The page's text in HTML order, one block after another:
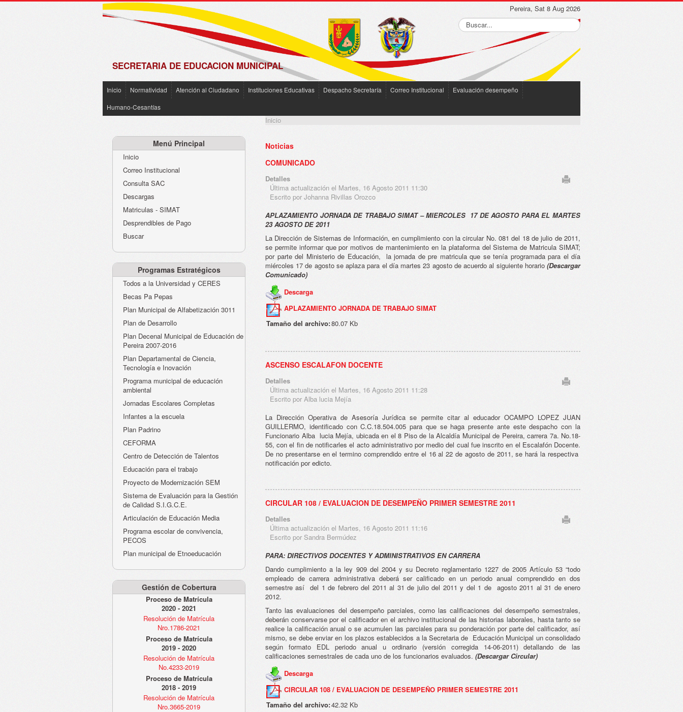
SECRETARIA DE EDUCACION MUNICIPAL
Pereira, Sat 8 Aug 2026
Inicio Normatividad Atención al Ciudadano Instituciones Educativas Despacho Secretaría Correo Institucional
Evaluación desempeño
Humano-Cesantías
Menú Principal
Inicio
Correo Institucional
Consulta SAC
Descargas
Matriculas - SIMAT
Desprendibles de Pago
Buscar
Programas Estratégicos
Todos a la Universidad y CERES
Becas Pa Pepas
Plan Municipal de Alfabetización 3011
Plan de Desarrollo
Plan Decenal Municipal de Educación de
Pereira 2007-2016
Plan Departamental de Ciencia,
Tecnología e Inovación
Programa municipal de educación
ambiental
Jornadas Escolares Completas
Infantes a la escuela
Plan Padrino
CEFORMA
Centro de Detección de Talentos
Educación para el trabajo
Proyecto de Modernización SEM
Sistema de Evaluación para la Gestión
de Calidad S.I.G.C.E.
Articulación de Educación Media
Programa escolar de convivencia,
PECOS
Plan municipal de Etnoeducación
Gestión de Cobertura
Proceso de Matrícula
2020 - 2021
Resolución de Matrícula
Nro.1786-2021
Proceso de Matrícula
2019 - 2020
Resolución de Matrícula
No.4233-2019
Proceso de Matrícula
2018 - 2019
Resolución de Matrícula
Nro.3665-2019
Inicio
Noticias
COMUNICADO
Detalles
Última actualización el Martes, 16 Agosto 2011 11:30
Escrito por Johanna Rivillas Orozco
APLAZAMIENTO JORNADA DE TRABAJO SIMAT – MIERCOLES 17 DE AGOSTO PARA EL MARTES
23 AGOSTO DE 2011
La Dirección de Sistemas de Información, en cumplimiento con la circular No. 081 del 18 de julio de 2011,
se permite informar que por motivos de mantenimiento en la plataforma del Sistema de Matricula SIMAT;
por parte del Ministerio de Educación, la jornada de pre matricula que se tenía programada para el día
miércoles 17 de agosto se aplaza para el día martes 23 agosto de acuerdo al siguiente horario (Descargar
Comunicado)
Descarga
APLAZAMIENTO JORNADA DE TRABAJO SIMAT
Tamaño del archivo:80.07 Kb
ASCENSO ESCALAFON DOCENTE
Detalles
Última actualización el Martes, 16 Agosto 2011 11:28
Escrito por Alba lucia Mejía
La Dirección Operativa de Asesoría Jurídica se permite citar al educador OCAMPO LOPEZ JUAN
GUILLERMO, identificado con C.C.18.504.005 para que se haga presente ante este despacho con la
Funcionario Alba lucia Mejía, ubicada en el 8 Piso de la Alcaldía Municipal de Pereira, carrera 7a. No.18-
55, con el fin de notificarles el acto administrativo por medio del cual fue inscrito en el Escalafón Docente.
De no presentarse en el termino comprendido entre el 16 al 22 de agosto de 2011, se hará la respectiva
notificación por edicto.
CIRCULAR 108 / EVALUACION DE DESEMPEÑO PRIMER SEMESTRE 2011
Detalles
Última actualización el Martes, 16 Agosto 2011 11:16
Escrito por Sandra Bermúdez
PARA: DIRECTIVOS DOCENTES Y ADMINISTRATIVOS EN CARRERA
Dando cumplimiento a la ley 909 del 2004 y su Decreto reglamentario 1227 de 2005 Artículo 53 “todo
empleado de carrera administrativa deberá ser calificado en un periodo anual comprendido en dos
semestre así del 1 de febrero del 2011 al 31 de julio del 2011 y del 1 de agosto 2011 al 31 de enero
2012.
Tanto las evaluaciones del desempeño parciales, como las calificaciones del desempeño semestrales,
deberán conservarse por el calificador en el archivo institucional de las historias laborales, hasta tanto se
realice la calificación anual o se acumulen las parciales para su ponderación por parte del calificador, así
mismo, se debe enviar en los plazos establecidos a la Secretaria de Educación Municipal un consolidado
según formato EDL periodo anual u ordinario (versión corregida 14-06-2011) detallando de las
calificaciones semestrales de cada uno de los funcionarios evaluados. (Descargar Circular)
Descarga
CIRCULAR 108 / EVALUACION DE DESEMPEÑO PRIMER SEMESTRE 2011
Tamaño del archivo:42.32 Kb